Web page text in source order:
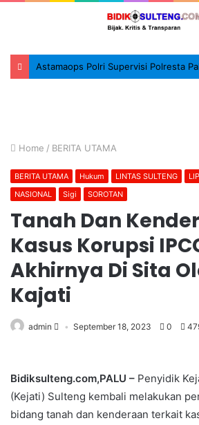
Home / BERITA UTAMA
BERITA UTAMA Hukum LINTAS SULTENG
NASIONAL
Sigi SOROTAN
Tanah Dan
Kasus Korupsi
Akhirnya Di Sita
Kajati
admin September 18, 2023 0
Bidiksulteng.com,PALU – Penyidik
(Kejati) Sulteng kembali melakukan
bidang tanah dan kenderaan terkait